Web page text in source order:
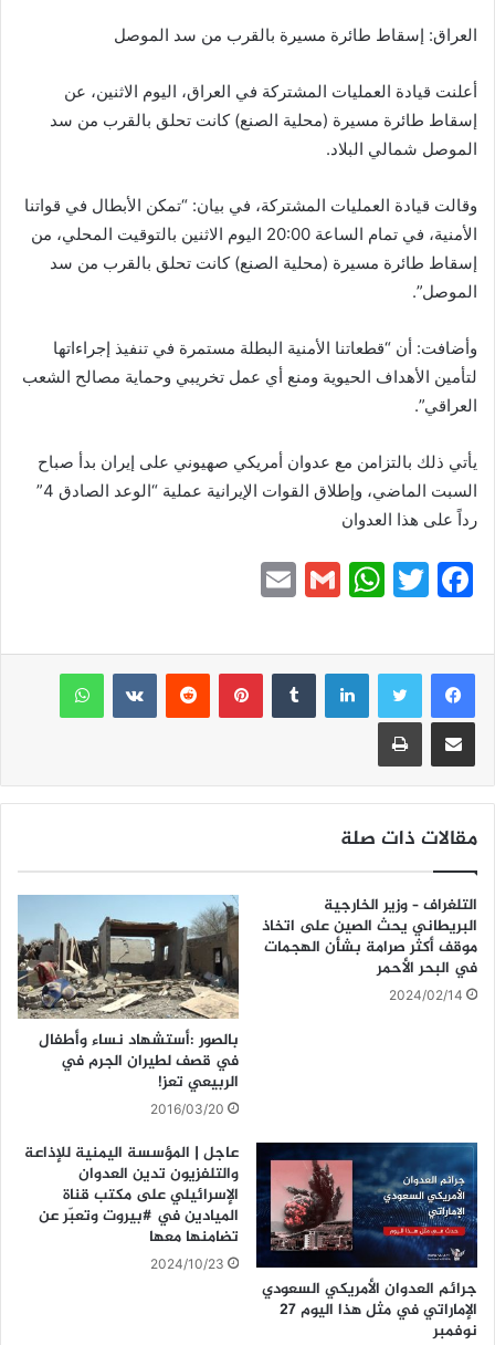
العراق: إسقاط طائرة مسيرة بالقرب من سد الموصل
أعلنت قيادة العمليات المشتركة في العراق، اليوم الاثنين، عن
إسقاط طائرة مسيرة (محلية الصنع) كانت تحلق بالقرب من سد
الموصل شمالي البلاد.
وقالت قيادة العمليات المشتركة، في بيان: “تمكن الأبطال في قواتنا
الأمنية، في تمام الساعة 20:00 اليوم الاثنين بالتوقيت المحلي، من
إسقاط طائرة مسيرة (محلية الصنع) كانت تحلق بالقرب من سد
الموصل”.
وأضافت: أن “قطعاتنا الأمنية البطلة مستمرة في تنفيذ إجراءاتها
لتأمين الأهداف الحيوية ومنع أي عمل تخريبي وحماية مصالح الشعب
العراقي”.
يأتي ذلك بالتزامن مع عدوان أمريكي صهيوني على إيران بدأ صباح
السبت الماضي، وإطلاق القوات الإيرانية عملية “الوعد الصادق 4”
رداً على هذا العدوان
F
c
e
b
o
o
k
T
itt
er
W
at
s
A
p
G
ai
l
ai
l
لينكدإن بينتيريست واتساب
مشاركة عبر البريد طباعة
مقالات ذات صلة
التلغراف – وزير الخارجية
البريطاني يحث الصين على اتخاذ
موقف أكثر صرامة بشأن الهجمات
في البحر الأحمر
2024/02/14
بالصور :أستشهاد نساء وأطفال
في قصف لطيران الجرم في
الربيعي تعز!
2016/03/20
جرائم العدوان الأمريكي السعودي
الإماراتي في مثل هذا اليوم 27
نوفمبر
‏عاجل | المؤسسة اليمنية للإذاعة
والتلفزيون تدين العدوان
الإسرائيلي على مكتب قناة
الميادين في #بيروت وتعبّر عن
تضامنها معها
2024/10/23